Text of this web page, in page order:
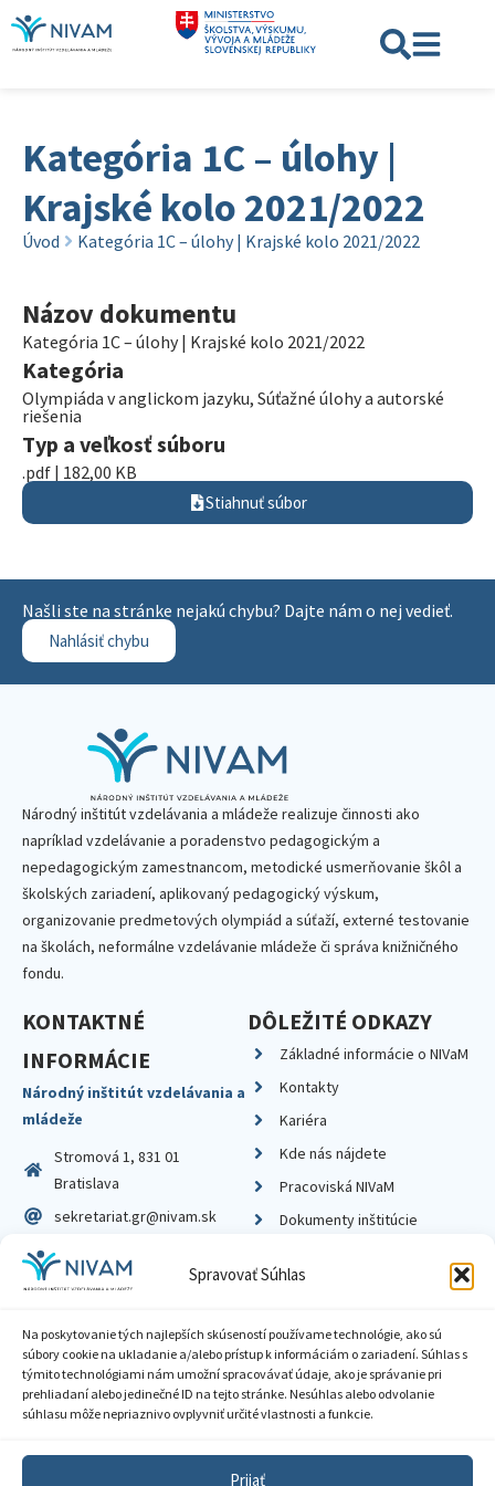
Spravovať Súhlas
Na poskytovanie tých najlepších skúseností používame technológie, ako sú
súbory cookie na ukladanie a/alebo prístup k informáciám o zariadení. Súhlas s
týmito technológiami nám umožní spracovávať údaje, ako je správanie pri
prehliadaní alebo jedinečné ID na tejto stránke. Nesúhlas alebo odvolanie
súhlasu môže nepriaznivo ovplyvniť určité vlastnosti a funkcie.
Prijať
Kategória 1C – úlohy |
Krajské kolo 2021/2022
Úvod Kategória 1C – úlohy | Krajské kolo 2021/2022
Názov dokumentu
Kategória 1C – úlohy | Krajské kolo 2021/2022
Kategória
Olympiáda v anglickom jazyku, Súťažné úlohy a autorské
riešenia
Typ a veľkosť súboru
.pdf | 182,00 KB
Stiahnuť súbor
Našli ste na stránke nejakú chybu? Dajte nám o nej vedieť.
Nahlásiť chybu
Národný inštitút vzdelávania a mládeže realizuje činnosti ako
napríklad vzdelávanie a poradenstvo pedagogickým a
nepedagogickým zamestnancom, metodické usmerňovanie škôl a
školských zariadení, aplikovaný pedagogický výskum,
organizovanie predmetových olympiád a súťaží, externé testovanie
na školách, neformálne vzdelávanie mládeže či správa knižničného
fondu.
KONTAKTNÉ
INFORMÁCIE
Národný inštitút vzdelávania a
mládeže
Stromová 1, 831 01
Bratislava
sekretariat.gr@nivam.sk
IČO: 00164348
DIČ: 2020798714
DÔLEŽITÉ ODKAZY
Základné informácie o NIVaM
Kontakty
Kariéra
Kde nás nájdete
Pracoviská NIVaM
Dokumenty inštitúcie
Zásady ochrany súkromia